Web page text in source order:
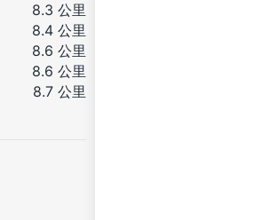
8.3 公里
8.4 公里
8.6 公里
8.6 公里
8.7 公里